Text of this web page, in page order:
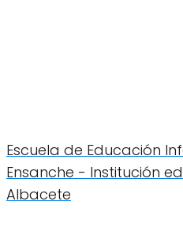
Escuela de Educación
Ensanche - Institución
Albacete